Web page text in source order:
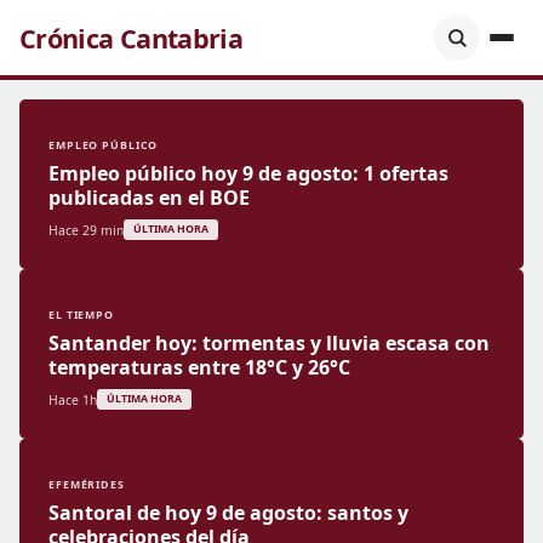
Crónica Cantabria
EMPLEO PÚBLICO
Empleo público hoy 9 de agosto: 1 ofertas
publicadas en el BOE
Hace 29 min ÚLTIMA HORA
EL TIEMPO
Santander hoy: tormentas y lluvia escasa con
temperaturas entre 18°C y 26°C
Hace 1h ÚLTIMA HORA
EFEMÉRIDES
Santoral de hoy 9 de agosto: santos y
celebraciones del día